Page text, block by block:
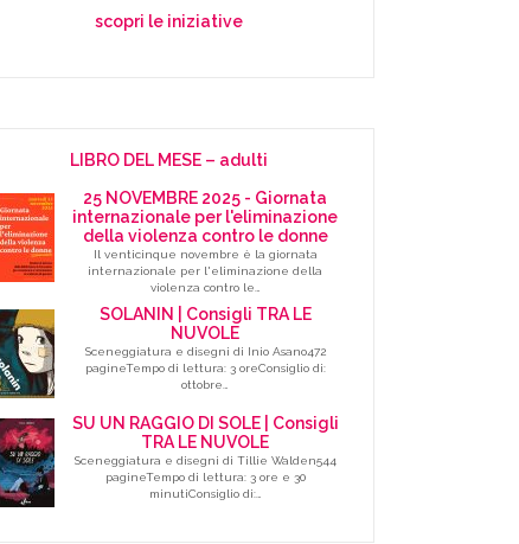
scopri le iniziative
LIBRO DEL MESE – adulti
25 NOVEMBRE 2025 - Giornata
internazionale per l'eliminazione
della violenza contro le donne
Il venticinque novembre è la giornata
internazionale per l'eliminazione della
violenza contro le…
SOLANIN | Consigli TRA LE
NUVOLE
Sceneggiatura e disegni di Inio Asano472
pagineTempo di lettura: 3 oreConsiglio di:
ottobre…
SU UN RAGGIO DI SOLE | Consigli
TRA LE NUVOLE
Sceneggiatura e disegni di Tillie Walden544
pagineTempo di lettura: 3 ore e 30
minutiConsiglio di:…